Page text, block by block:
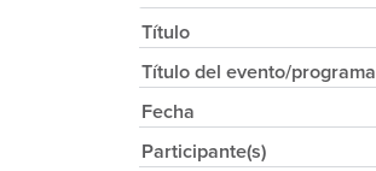
Título
Título del evento/programa
Fecha
Participante(s)